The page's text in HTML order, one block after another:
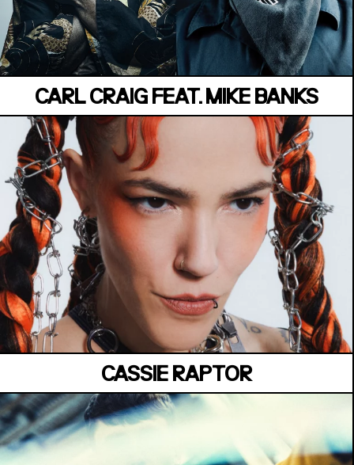
CARL CRAIG FEAT. MIKE BANKS
Samedi 04 juillet
CASSIE RAPTOR
MANOIR DE KEROUAL
Samedi 04 juillet